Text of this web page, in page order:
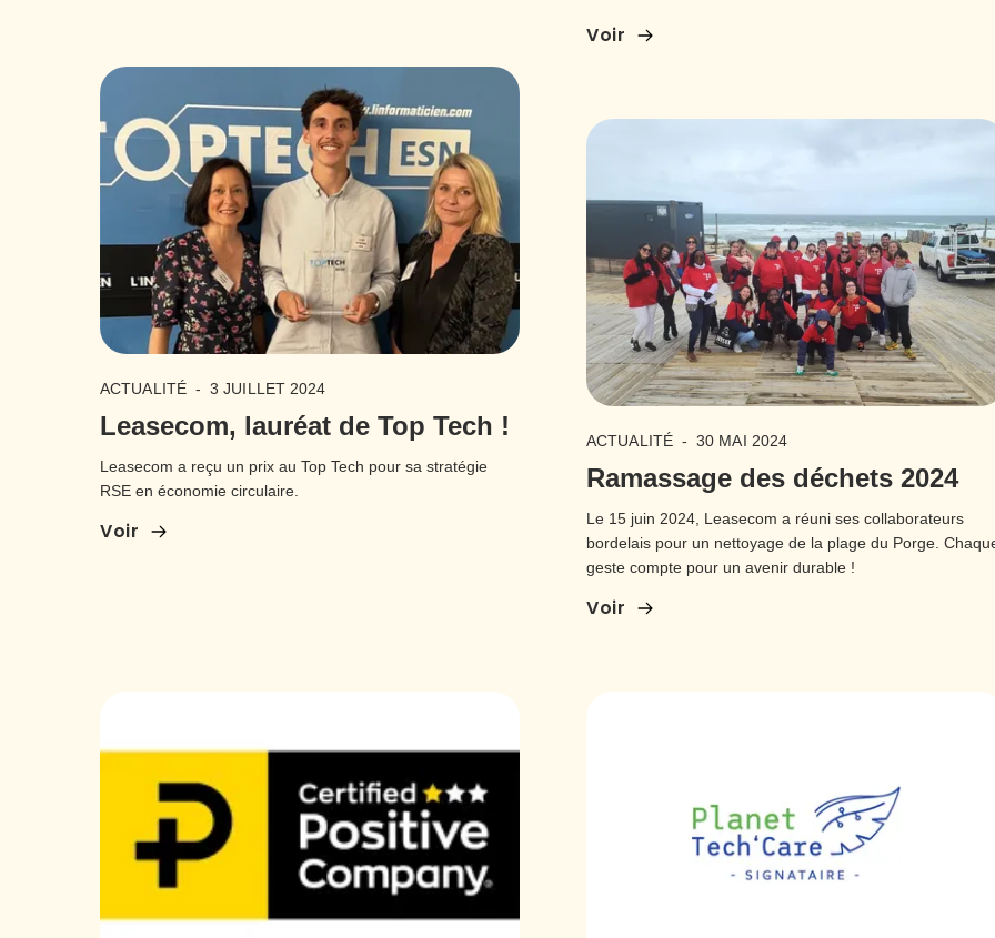
Voir
ACTUALITÉ - 3 JUILLET 2024
Leasecom, lauréat de Top Tech !
Leasecom a reçu un prix au Top Tech pour sa stratégie
RSE en économie circulaire.
Voir
ACTUALITÉ - 30 MAI 2024
Ramassage des déchets 2024
Le 15 juin 2024, Leasecom a réuni ses collaborateurs
bordelais pour un nettoyage de la plage du Porge.
geste compte pour un avenir durable !
Voir